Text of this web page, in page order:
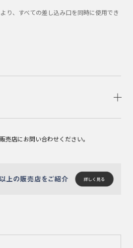
り、すべての差し込み口を同時に使用でき
店にお問い合わせください。